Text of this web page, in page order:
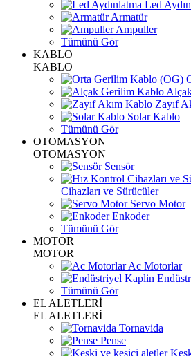
Led
Armatür
Ampuller
Tümünü Gör
KABLO
KABLO
Zayıf
Solar Kablo
Tümünü Gör
OTOMASYON
OTOMASYON
Sensör
Cihazları ve Sürücüler
Servo Motor
Enkoder
Tümünü Gör
MOTOR
MOTOR
Ac Motorlar
Tümünü Gör
EL ALETLERİ
EL ALETLERİ
Tornavida
Pense